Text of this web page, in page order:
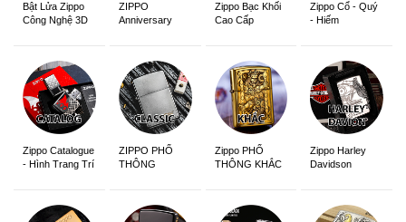
Bật Lửa Zippo
Công Nghệ 3D
ZIPPO
Anniversary
Zippo Bạc Khối
Cao Cấp
Zippo Cổ - Quý
- Hiếm
Zippo Catalogue
- Hình Trang Trí
ZIPPO PHỔ
THÔNG
Zippo PHỔ
THÔNG KHẮC
Zippo Harley
Davidson